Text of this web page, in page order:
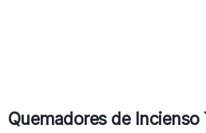
Quemadores de Incienso